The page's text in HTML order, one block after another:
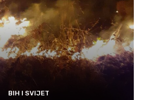
BIH I SVIJET